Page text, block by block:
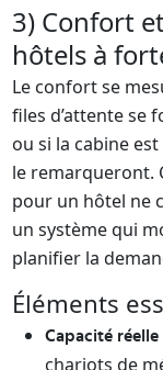
3) Confort
hôtels à
Le confort se
files d’attente se
ou si la cabine
le remarqueront.
pour un hôtel ne
un système qui
planifier la
Éléments
Capacité réelle
chariots de